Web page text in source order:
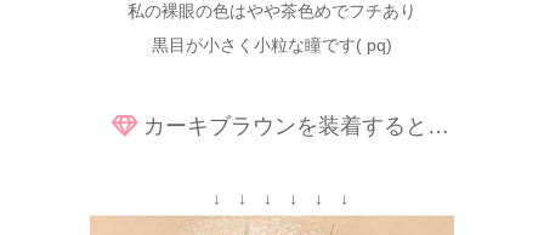
私の裸眼の色はやや茶色めでフチあり
黒目が小さく小粒な瞳です( pq)
カーキブラウンを装着すると…
↓ ↓ ↓ ↓ ↓ ↓